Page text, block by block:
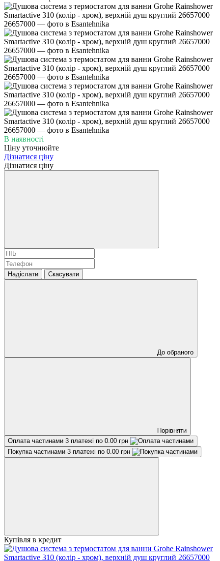
В наявності
Ціну уточнюйте
Дізнатися ціну
Дізнатися ціну
Надіслати Скасувати
До обраного
Порівняти
Оплата частинами 3 платежі по 0.00 грн
Покупка частинами 3 платежі по 0.00 грн
Купівля в кредит